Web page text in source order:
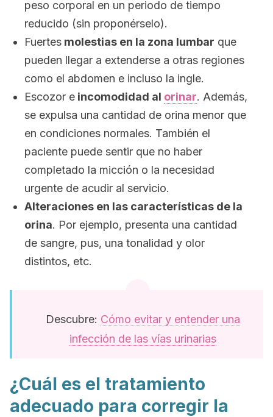
peso corporal en un periodo de tiempo
reducido (sin proponérselo).
Fuertes molestias en la zona lumbar que
pueden llegar a extenderse a otras regiones
como el abdomen e incluso la ingle.
Escozor e incomodidad al orinar. Además,
se expulsa una cantidad de orina menor que
en condiciones normales. También el
paciente puede sentir que no haber
completado la micción o la necesidad
urgente de acudir al servicio.
Alteraciones en las características de la
orina. Por ejemplo, presenta una cantidad
de sangre, pus, una tonalidad y olor
distintos, etc.
Descubre: Cómo evitar y entender una
infección de las vías urinarias
¿Cuál es el tratamiento
adecuado para corregir la